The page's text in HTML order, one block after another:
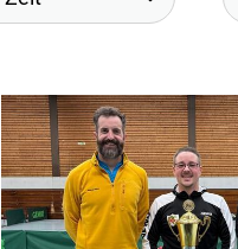
Mitglieder-